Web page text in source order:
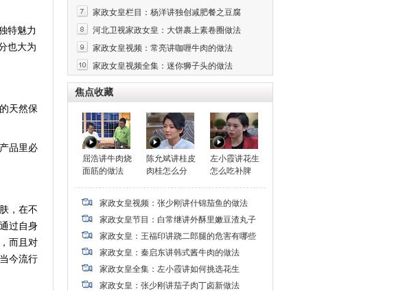
特魅力
也大为
天然保
品里必
，在不
过自身
而且对
今流行
家政女皇栏目：杨洋讲独创减肥餐之豆腐
河北卫视家政女皇：大饼裹上素卷圈做法
家政女皇视频：常亮讲咖喱牛肉的做法
家政女皇视频全集：迷你狮子头的做法
焦点收藏
屈浩讲牛肉烧
面筋的做法
陈允斌讲桂皮
肉桂怎么分
左小霞讲花生
怎么吃补脾
家政女皇视频：张少刚讲什锦茄鱼的做法
家政女皇节目：白常继讲外酥里嫩豆渣丸子
家政女皇：王福印讲跷二郎腿的危害有哪些
家政女皇：秦启东讲韩式酱牛肉的做法
家政女皇全集：左小霞讲如何挑选花生
家政女皇：张少刚讲茄子肉丁卤新做法